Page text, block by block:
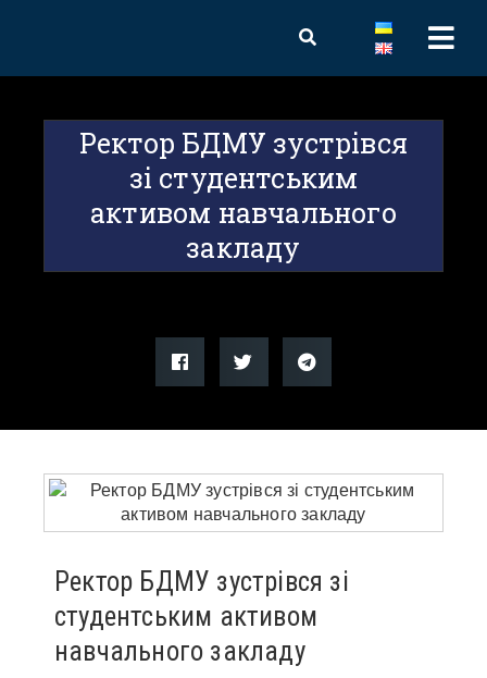
Ректор БДМУ зустрівся
зі студентським
активом навчального
закладу
Ректор БДМУ зустрівся зі
студентським активом
навчального закладу